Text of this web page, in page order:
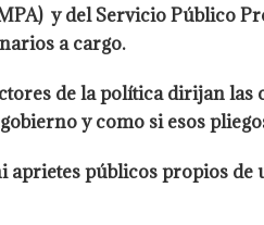
y del Servicio Público
a cargo.
de la política dirijan
y como si esos
públicos propios